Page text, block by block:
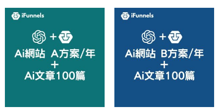
原
始
價
格：
NT$49,990。NT$45,000。
原
始
價
格：
NT$44,990。